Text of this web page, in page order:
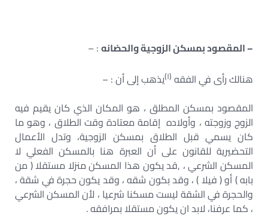
– المقصود بمسكن الزوجية والحضانه: –
هنالك رأى في الفقه (۱)يذهب إلى أن : –
المقصود بمسكن المطلق ، هو المكان الذي كان يقيم فيه
الزوج وزوجته ، وأولاده إقامة معتادة وقت الطلاق ، وهو ما
كان يسمي قبل الطلاق بمسكن الزوجية، وتدل الأعمال
التحضيرية للقانون على أن العبرة هنا بالمسكن الفعلي لا
المسكن الشرعي ، ,قد يكون هذا المسكن منزلا مستقلا ( من
بابه ) أو ( فيلا ) ، وقد بكون شقه ، وقد يكون حجرة في شقة ،
والحجرة في الشقة ليست مسکنا شرعيا ، لأن المسكن الشرعي
، كما عرفنا، لابد ان يكون مستقلا بمرافقه .